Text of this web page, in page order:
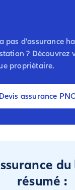
pas d'assurance
? Découvrez
propriétaire.
Devis assurance
résumé :